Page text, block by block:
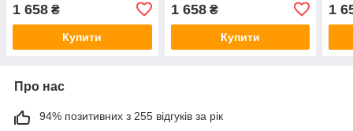
1 658 ₴
Купити
1 658₴
Купити
1
Про нас
94% позитивних з 255 відгуків за рік